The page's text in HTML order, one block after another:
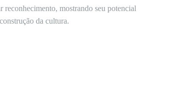
reconhecimento, mostrando seu potencial
da cultura.